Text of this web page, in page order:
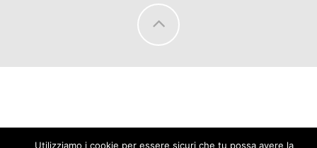
Utilizziamo i cookie per essere sicuri che tu possa avere la